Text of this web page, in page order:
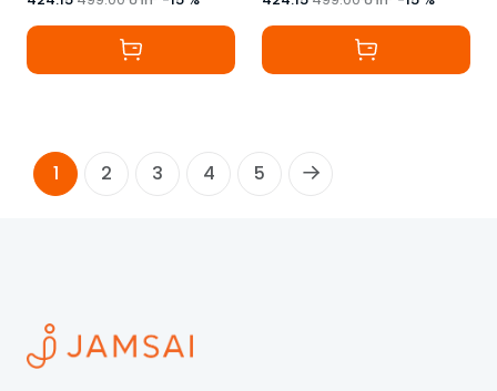
1 2 3 4 5